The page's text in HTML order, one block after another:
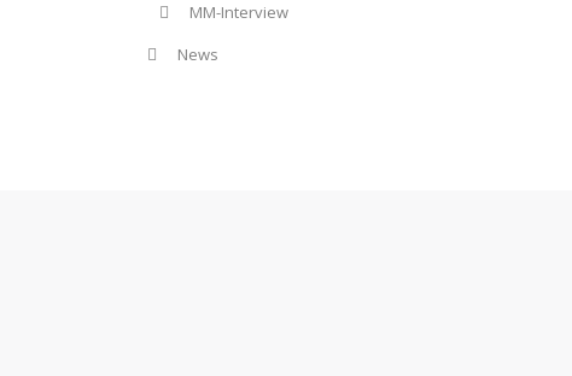
MM-Interview
News